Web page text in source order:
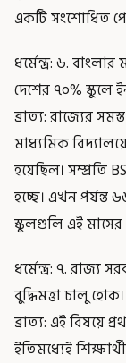
একটি সংশোধিত
ধর্মেন্দ্র: ৬.
দেশের ৭০% স্কুলে
ব্রাত্য: রাজ্যের
মাধ্যমিক
হয়েছিল। সম্প্রতি
হচ্ছে। এখন পর্যন্ত
স্কুলগুলি এই মাসের
ধর্মেন্দ্র: ৭. রাজ্য
বুদ্ধিমত্তা চালু হোক।
ব্রাত্য: এই বিষয়ে
ইতিমধ্যেই